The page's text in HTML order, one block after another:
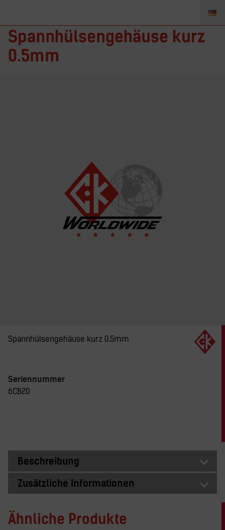
Spannhülsengehäuse kurz
0.5mm
Spannhülsengehäuse kurz 0.5mm
Seriennummer
6CB20
Beschreibung
Zusätzliche Informationen
Ähnliche Produkte